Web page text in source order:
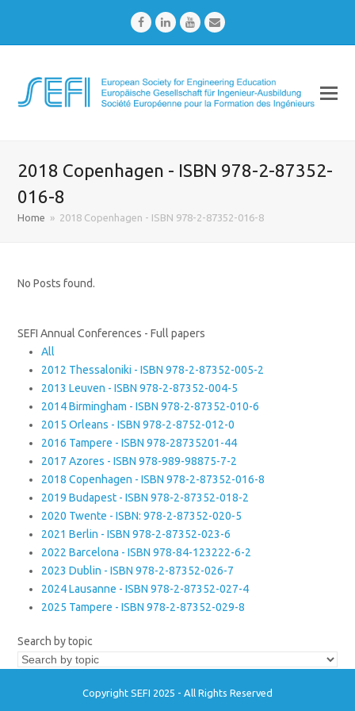
FacebookLinkedInYoutubeEmail
2018 Copenhagen - ISBN 978-2-87352-
016-8
Home » 2018 Copenhagen - ISBN 978-2-87352-016-8
No Posts found.
SEFI Annual Conferences - Full papers
All
2012 Thessaloniki - ISBN 978-2-87352-005-2
2013 Leuven - ISBN 978-2-87352-004-5
2014 Birmingham - ISBN 978-2-87352-010-6
2015 Orleans - ISBN 978-2-8752-012-0
2016 Tampere - ISBN 978-28735201-44
2017 Azores - ISBN 978-989-98875-7-2
2018 Copenhagen - ISBN 978-2-87352-016-8
2019 Budapest - ISBN 978-2-87352-018-2
2020 Twente - ISBN: 978-2-87352-020-5
2021 Berlin - ISBN 978-2-87352-023-6
2022 Barcelona - ISBN 978-84-123222-6-2
2023 Dublin - ISBN 978-2-87352-026-7
2024 Lausanne - ISBN 978-2-87352-027-4
2025 Tampere - ISBN 978-2-87352-029-8
Search by topic
Copyright SEFI 2025 - All Rights Reserved